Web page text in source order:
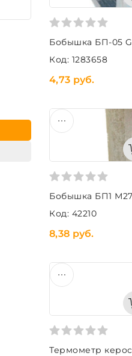
Бобышка БП-05
Код: 1283658
4,73 руб.
Бобышка БП1
Код: 42210
8,38 руб.
Термометр